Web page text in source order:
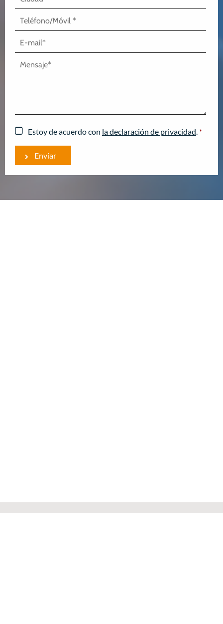
Estoy de acuerdo con la declaración de privacidad. *
Enviar